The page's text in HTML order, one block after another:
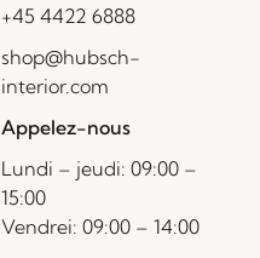
+45 4422 6888
shop@hubsch-
interior.com
Appelez-nous
Lundi – jeudi: 09:00 –
15:00
Vendrei: 09:00 – 14:00